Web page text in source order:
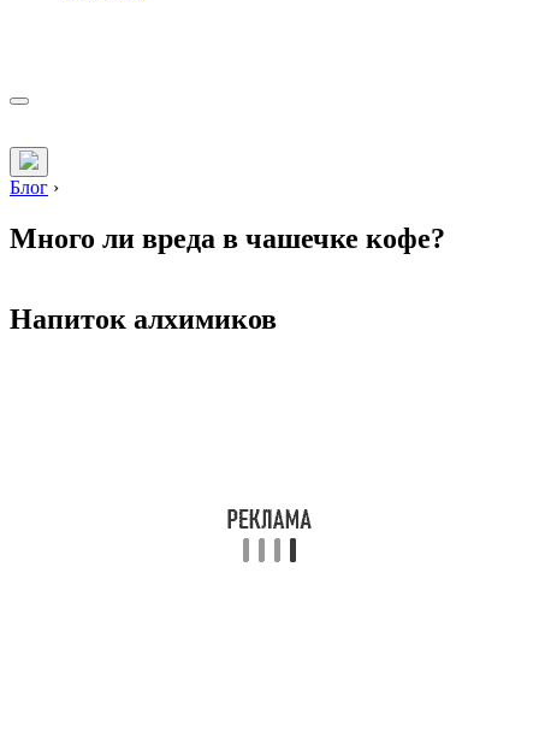
Блог ›
Много ли вреда в чашечке кофе?
Напиток алхимиков